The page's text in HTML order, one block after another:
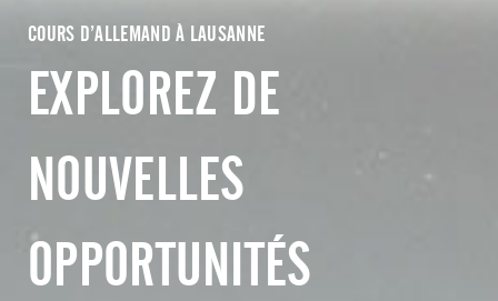
COURS D’ALLEMAND À LAUSANNE
EXPLOREZ DE
NOUVELLES
OPPORTUNITÉS